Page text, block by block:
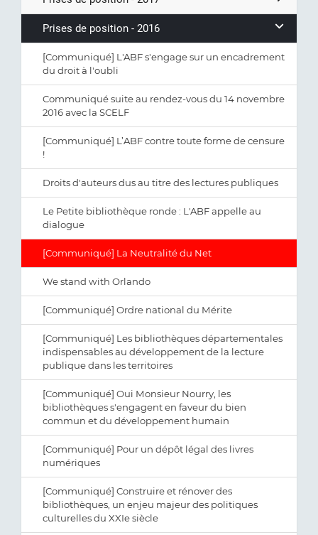
Prises de position - 2016
[Communiqué] L'ABF s'engage sur un encadrement
du droit à l'oubli
Communiqué suite au rendez-vous du 14 novembre
2016 avec la SCELF
[Communiqué] L’ABF contre toute forme de censure
!
Droits d'auteurs dus au titre des lectures publiques
Le Petite bibliothèque ronde : L'ABF appelle au
dialogue
[Communiqué] La Neutralité du Net
We stand with Orlando
[Communiqué] Ordre national du Mérite
[Communiqué] Les bibliothèques départementales
indispensables au développement de la lecture
publique dans les territoires
[Communiqué] Oui Monsieur Nourry, les
bibliothèques s'engagent en faveur du bien
commun et du développement humain
[Communiqué] Pour un dépôt légal des livres
numériques
[Communiqué] Construire et rénover des
bibliothèques, un enjeu majeur des politiques
culturelles du XXIe siècle